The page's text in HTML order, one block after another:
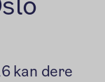
kan dere